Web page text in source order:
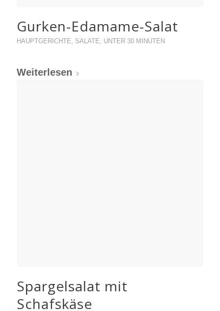
Gurken-Edamame-Salat
HAUPTGERICHTE SALATE UNTER 30 MINUTEN
Weiterlesen
Spargelsalat mit
Schafskäse